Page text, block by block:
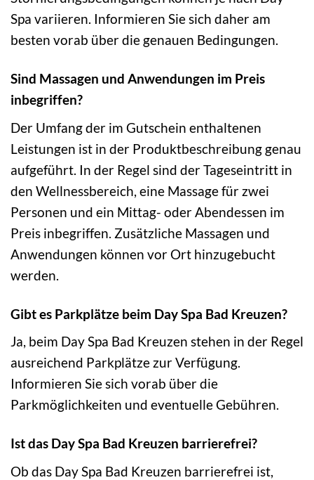
Spa variieren. Informieren Sie sich daher am
besten vorab über die genauen Bedingungen.
Sind Massagen und Anwendungen im Preis
inbegriffen?
Der Umfang der im Gutschein enthaltenen
Leistungen ist in der Produktbeschreibung genau
aufgeführt. In der Regel sind der Tageseintritt in
den Wellnessbereich, eine Massage für zwei
Personen und ein Mittag- oder Abendessen im
Preis inbegriffen. Zusätzliche Massagen und
Anwendungen können vor Ort hinzugebucht
werden.
Gibt es Parkplätze beim Day Spa Bad Kreuzen?
Ja, beim Day Spa Bad Kreuzen stehen in der Regel
ausreichend Parkplätze zur Verfügung.
Informieren Sie sich vorab über die
Parkmöglichkeiten und eventuelle Gebühren.
Ist das Day Spa Bad Kreuzen barrierefrei?
Ob das Day Spa Bad Kreuzen barrierefrei ist,